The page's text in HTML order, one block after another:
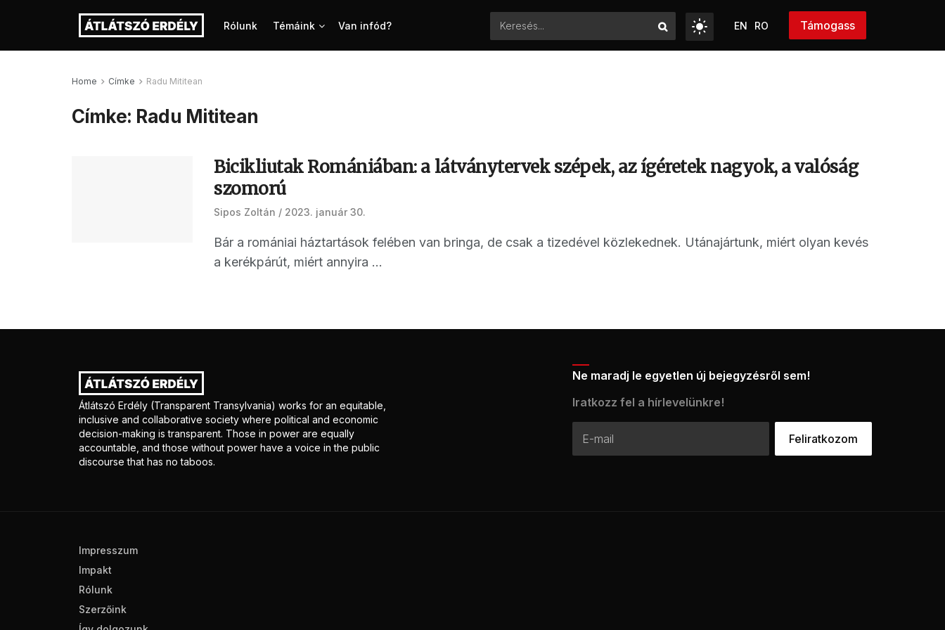
Rólunk Témáink Van infód? EN RO Támogass
Home Címke Radu Mititean
Címke: Radu Mititean
Bicikliutak Romániában: a látványtervek szépek, az ígéretek nagyok, a valóság
szomorú
Sipos Zoltán 2023. január 30.
Bár a romániai háztartások felében van bringa, de csak a tizedével közlekednek. Utánajártunk, miért olyan kevés
a kerékpárút, miért annyira ...
Átlátszó Erdély (Transparent Transylvania) works for an equitable,
inclusive and collaborative society where political and economic
decision-making is transparent. Those in power are equally
accountable, and those without power have a voice in the public
discourse that has no taboos.
Ne maradj le egyetlen új bejegyzésről sem!
Iratkozz fel a hírlevelünkre!
Impresszum
Impakt
Rólunk
Szerzőink